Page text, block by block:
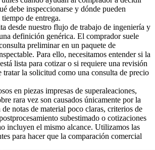
debe inspeccionarse y dónde pueden
de entrega.
desde nuestro flujo de trabajo de ingeniería y
definición genérica. El comprador suele
preliminar en un paquete de
Para ello, necesitamos entender si la
lista para cotizar o si requiere una revisión
tratar la solicitud como una consulta de precio
en piezas impresas de superaleaciones,
rara vez son causados únicamente por la
notas de material poco claras, criterios de
subestimado o cotizaciones
incluyen el mismo alcance. Utilizamos las
para hacer que la comparación comercial